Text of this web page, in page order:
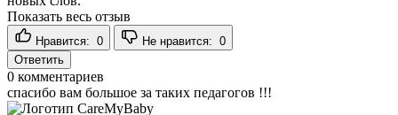
Показать весь отзыв
Нравится: 0 Не нравится: 0
Ответить
0 комментариев
спасибо вам большое за таких педагогов !!!